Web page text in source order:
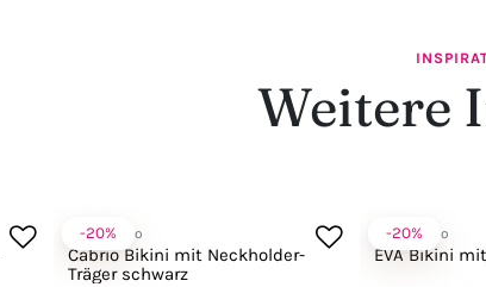
Weitere
-20%
Anabel Arto
Cabrio Bikini mit Neckholder-
Träger schwarz
-20%
Anabel Arto
EVA Bikini